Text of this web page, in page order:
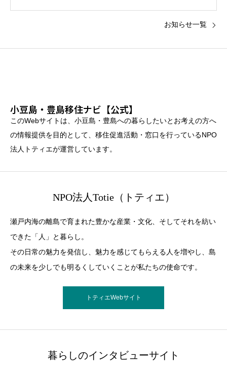
お知らせ一覧
小豆島・豊島移住ナビ【公式】
このWebサイトは、小豆島・豊島への暮らしたいとお考えの方へ
の情報提供を目的として、移住促進活動・窓口を行っているNPO
法人トティエが運営しています。
NPO法人Totie（トティエ）
瀬戸内海の離島で育まれた豊かな産業・文化、そしてそれを紡い
できた「人」と暮らし。
その日常の魅力を発信し、魅力を感じてもらえる人を増やし、島
の未来を少しでも明るくしていくことが私たちの使命です。
トティエWebサイト
暮らしのインタビューサイト